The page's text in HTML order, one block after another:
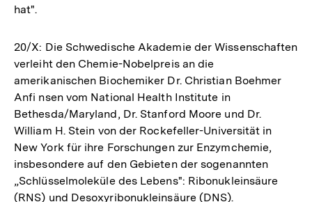
hat".
20/X: Die Schwedische Akademie der Wissenschaften
verleiht den Chemie-Nobelpreis an die
amerikanischen Biochemiker Dr. Christian Boehmer
Anfi nsen vom National Health Institute in
Bethesda/Maryland, Dr. Stanford Moore und Dr.
William H. Stein von der Rockefeller-Universität in
New York für ihre Forschungen zur Enzymchemie,
insbesondere auf den Gebieten der sogenannten
„Schlüsselmoleküle des Lebens": Ribonukleinsäure
(RNS) und Desoxyribonukleinsäure (DNS).